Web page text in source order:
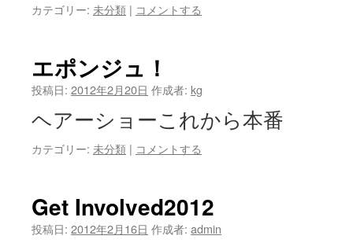
カテゴリー: 未分類 | コメントする
エポンジュ！
投稿日: 2012年2月20日 作成者: kg
ヘアーショーこれから本番
カテゴリー: 未分類 | コメントする
Get Involved2012
投稿日: 2012年2月16日 作成者: admin